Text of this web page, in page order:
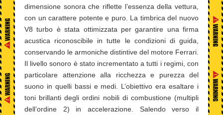
dimensione sonora che riflette l’essenza della vettura,
con un carattere potente e puro. La timbrica del nuovo
V8 turbo è stata ottimizzata per garantire una firma
acustica riconoscibile in tutte le condizioni di guida,
conservando le armoniche distintive del motore Ferrari.
Il livello sonoro è stato incrementato a tutti i regimi, con
particolare attenzione alla ricchezza e purezza del
suono in quelli bassi e medi. L’obiettivo era esaltare i
toni brillanti degli ordini nobili di combustione (multipli
dell’ordine 2) in accelerazione. Salendo verso il